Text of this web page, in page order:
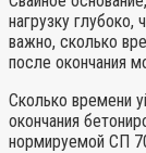
нагрузку глубоко,
важно, сколько
после окончания
Сколько времени
окончания
нормируемой СП